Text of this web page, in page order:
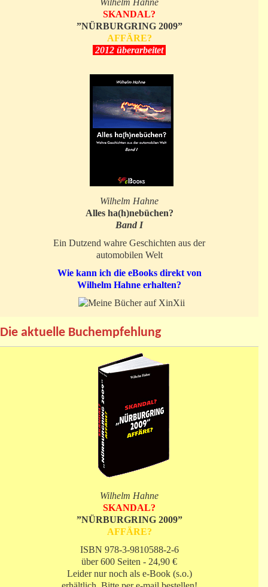
Wilhelm Hahne
SKANDAL?
”NÜRBURGRING 2009”
AFFÄRE?
2012 überarbeitet
Wilhelm Hahne
Alles ha(h)nebüchen?
Band I
Ein Dutzend wahre Geschichten aus der
automobilen Welt
Wie kann ich die eBooks direkt von
Wilhelm Hahne erhalten?
Die aktuelle Buchempfehlung
Wilhelm Hahne
SKANDAL?
”NÜRBURGRING 2009”
AFFÄRE?
ISBN 978-3-9810588-2-6
über 600 Seiten - 24,90 €
Leider nur noch als e-Book (s.o.)